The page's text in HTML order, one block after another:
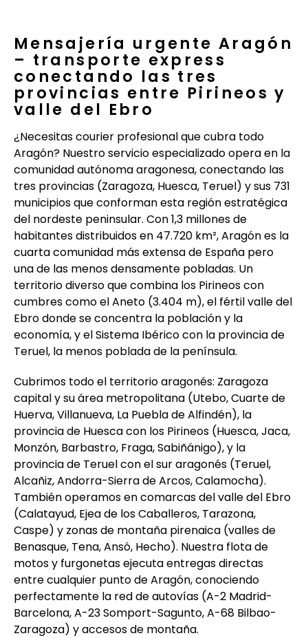
Mensajería urgente Aragón
– transporte express
conectando las tres
provincias entre Pirineos y
valle del Ebro
¿Necesitas courier profesional que cubra todo
Aragón? Nuestro servicio especializado opera en la
comunidad autónoma aragonesa, conectando las
tres provincias (Zaragoza, Huesca, Teruel) y sus 731
municipios que conforman esta región estratégica
del nordeste peninsular. Con 1,3 millones de
habitantes distribuidos en 47.720 km², Aragón es la
cuarta comunidad más extensa de España pero
una de las menos densamente pobladas. Un
territorio diverso que combina los Pirineos con
cumbres como el Aneto (3.404 m), el fértil valle del
Ebro donde se concentra la población y la
economía, y el Sistema Ibérico con la provincia de
Teruel, la menos poblada de la península.
Cubrimos todo el territorio aragonés: Zaragoza
capital y su área metropolitana (Utebo, Cuarte de
Huerva, Villanueva, La Puebla de Alfindén), la
provincia de Huesca con los Pirineos (Huesca, Jaca,
Monzón, Barbastro, Fraga, Sabiñánigo), y la
provincia de Teruel con el sur aragonés (Teruel,
Alcañiz, Andorra-Sierra de Arcos, Calamocha).
También operamos en comarcas del valle del Ebro
(Calatayud, Ejea de los Caballeros, Tarazona,
Caspe) y zonas de montaña pirenaica (valles de
Benasque, Tena, Ansó, Hecho). Nuestra flota de
motos y furgonetas ejecuta entregas directas
entre cualquier punto de Aragón, conociendo
perfectamente la red de autovías (A-2 Madrid-
Barcelona, A-23 Somport-Sagunto, A-68 Bilbao-
Zaragoza) y accesos de montaña.